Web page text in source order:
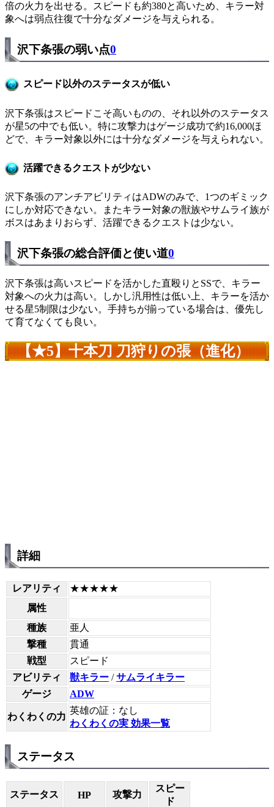
倍の火力を出せる。スピードも約380と高いため、キラー対
象へは弱点往復で十分なダメージを与えられる。
沢下条張の弱い点0
スピード以外のステータスが低い
沢下条張はスピードこそ高いものの、それ以外のステータス
が星5の中でも低い。特に攻撃力はゲージ成功で約16,000ほ
どで、キラー対象以外には十分なダメージを与えられない。
活躍できるクエストが少ない
沢下条張のアンチアビリティはADWのみで、1つのギミック
にしか対応できない。またキラー対象の獣族やサムライ族が
ボスはあまりおらず、活躍できるクエストは少ない。
沢下条張の総合評価と使い道0
沢下条張は高いスピードを活かした直殴りとSSで、キラー
対象への火力は高い。しかし汎用性は低い上、キラーを活か
せる星5制限は少ない。手持ちが揃っている場合は、優先し
て育てなくても良い。
【★5】十本刀 刀狩りの張（進化）
詳細
レアリティ
★★★★★
属性
種族
亜人
撃種
貫通
戦型
スピード
アビリティ
獣キラー /サムライキラー
ゲージ
ADW
わくわくの力
英雄の証：なし
わくわくの実 効果一覧
ステータス
ステータス HP 攻撃力
スピー
ド